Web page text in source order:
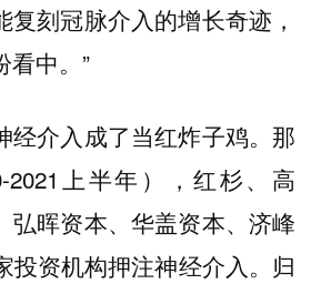
复刻冠脉介入的增长奇迹，
看中。”
经介入成了当红炸子鸡。那
2021上半年），红杉、高
弘晖资本、华盖资本、济峰
投资机构押注神经介入。归